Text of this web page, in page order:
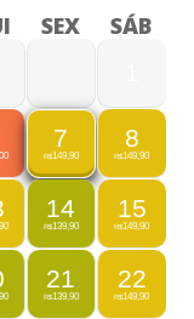
SEX SÁB
7
R$149,90
8
R$149,90
14
R$139,90
15
R$149,90
21
R$139,90
22
R$149,90